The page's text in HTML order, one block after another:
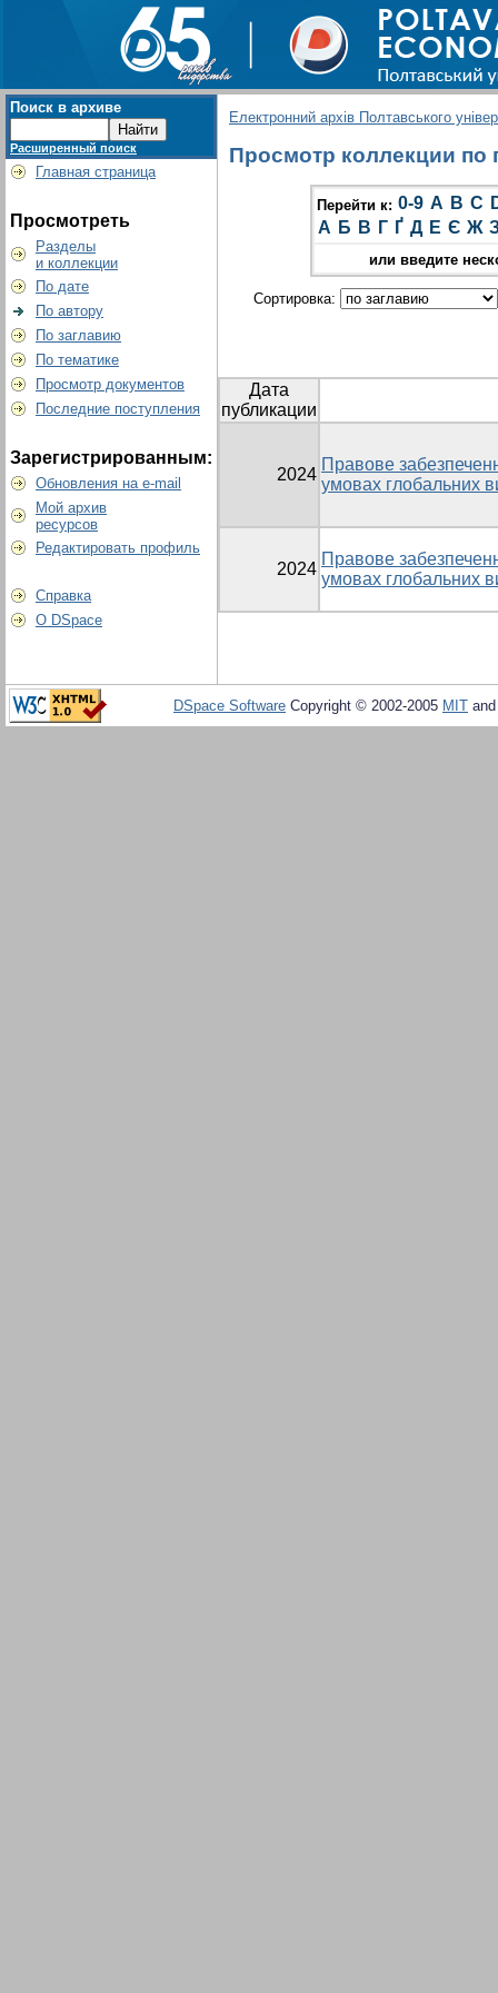
Поиск в архиве
Расширенный поиск
Главная страница
Просмотреть
Разделы
и коллекции
По дате
По автору
По заглавию
По тематике
Просмотр документов
Последние поступления
Зарегистрированным:
Обновления на e-mail
Мой архив
ресурсов
Редактировать профиль
Справка
О DSpace
Електронний архів Полтавського
Просмотр коллекции по
Перейти к: 0-9 A B C
А Б В Г Ґ Д Е Є Ж
или введите
Сортировка:
Дата
публикации
2024
Правове
умовах глобальних
2024
Правове
умовах глобальних
DSpace Software Copyright © 2002-2005 MIT